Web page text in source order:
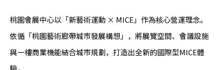
桃園會展中心以「新藝術運動 × MICE」作為核心營運理念。
依循「桃園藝術廊帶城市發展構想」，將展覽空間、會議設施
與一樓商業機能結合城市規劃，打造出全新的國際型MICE體